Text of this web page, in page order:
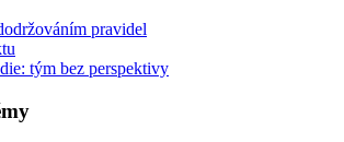
pravidel
tým bez perspektivy